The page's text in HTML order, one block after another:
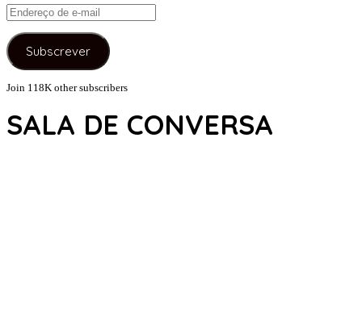
Endereço
de
e-
mail
Subscrever
Join 118K other subscribers
SALA DE CONVERSA